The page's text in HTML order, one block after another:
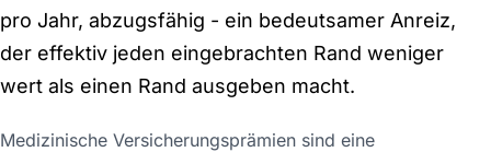
pro Jahr, abzugsfähig - ein bedeutsamer Anreiz,
der effektiv jeden eingebrachten Rand weniger
wert als einen Rand ausgeben macht.
Medizinische Versicherungsprämien sind eine